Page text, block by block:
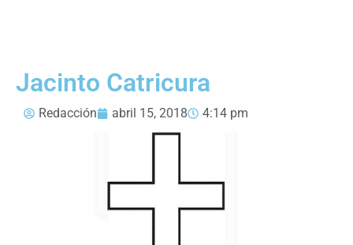
Jacinto Catricura
Redacción abril 15, 2018 4:14 pm